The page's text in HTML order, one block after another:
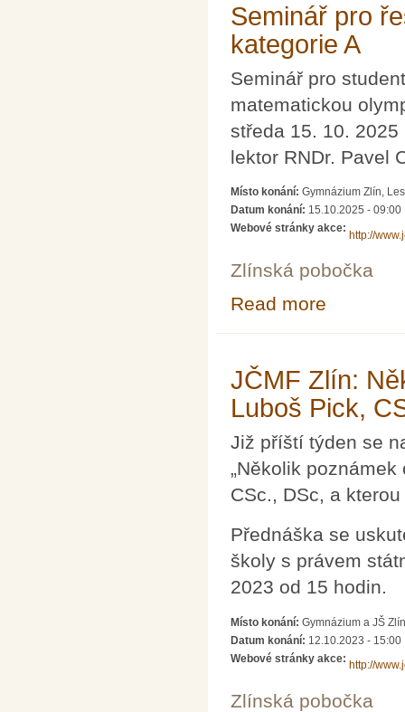
Seminář pro
kategorie A
Seminář pro
matematickou
středa 15. 10. 2025
lektor RNDr. Pavel
Místo konání: Gymnázium Zlín,
Datum konání: 15.10.2025 - 09:00
Webové stránky akce:
http://
Zlínská pobočka
Read more
JČMF Zlín:
Luboš Pick,
Již příští týden se
„Několik
CSc., DSc, a
Přednáška se
školy s právem
2023 od 15 hodin.
Místo konání: Gymnázium a JŠ
Datum konání: 12.10.2023 - 15:00
Webové stránky akce:
http://
Zlínská pobočka